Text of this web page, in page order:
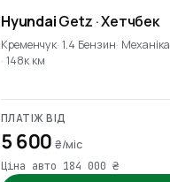
HyundaiGetz · Хетчбек
Кременчук 1.4 Бензин Механіка
148к км
ПЛАТІЖ ВІД
5 600₴/міс
Ціна авто 184 000 ₴